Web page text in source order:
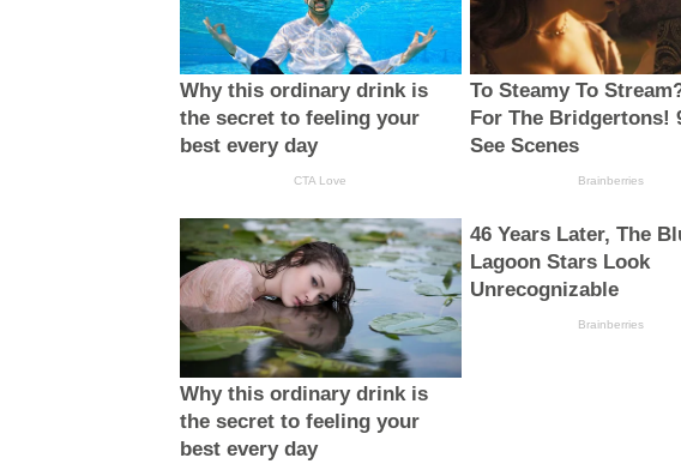
Why this ordinary drink is
the secret to feeling your
best every day
CTA Love
To Steamy To
For The Bridgertons!
See Scenes
Brainberries
Why this ordinary drink is
the secret to feeling your
best every day
46 Years Later, The
Lagoon Stars Look
Unrecognizable
Brainberries